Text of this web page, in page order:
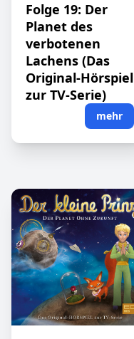
Folge 19: Der
Planet des
verbotenen
Lachens (Das
Original-Hörspiel
zur TV-Serie)
mehr